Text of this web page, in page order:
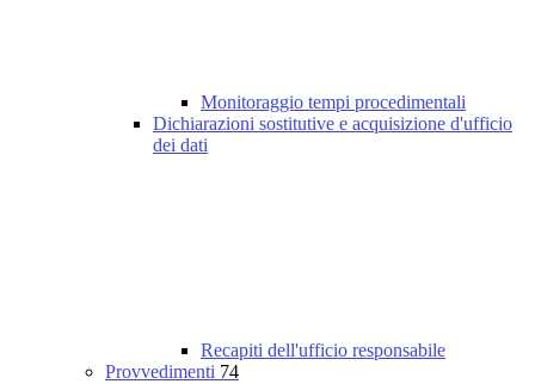
Monitoraggio tempi procedimentali
Dichiarazioni sostitutive e acquisizione d'ufficio
dei dati
Recapiti dell'ufficio responsabile
Provvedimenti 74